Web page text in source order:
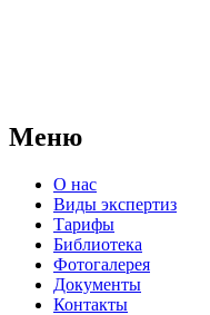
Меню
О нас
Виды экспертиз
Тарифы
Библиотека
Фотогалерея
Документы
Контакты